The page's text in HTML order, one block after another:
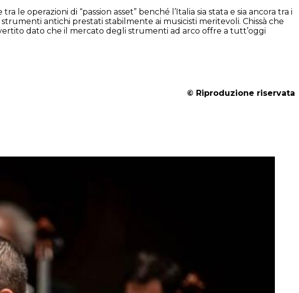
operazioni di “passion asset” benché l’Italia sia stata e sia ancora tra i
antichi prestati stabilmente ai musicisti meritevoli. Chissà che
dato che il mercato degli strumenti ad arco offre a tutt’oggi
© Riproduzione riservata